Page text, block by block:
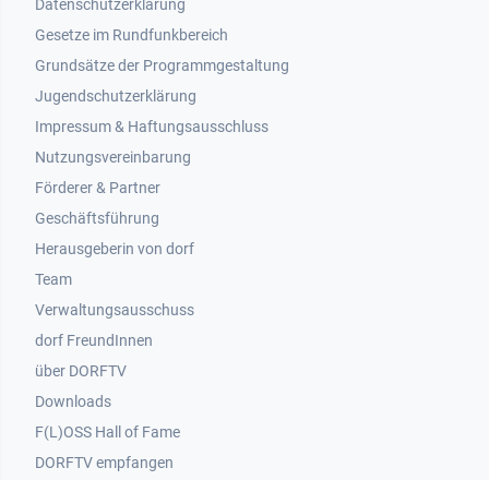
Datenschutzerklärung
Gesetze im Rundfunkbereich
Grundsätze der Programmgestaltung
Jugendschutzerklärung
Impressum & Haftungsausschluss
Nutzungsvereinbarung
Footer 2
Förderer & Partner
Geschäftsführung
Herausgeberin von dorf
Team
Verwaltungsausschuss
dorf FreundInnen
Footer 3
über DORFTV
Downloads
F(L)OSS Hall of Fame
Footer 4
DORFTV empfangen